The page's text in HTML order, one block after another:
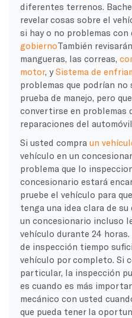
diferentes terrenos.
revelar cosas sobre el
si hay o no problemas con
gobiernoTambién
mangueras, las correas,
motor, ySistema de
problemas que podrían
prueba de manejo, pero
convertirse en problemas
reparaciones del
Si usted compra un
vehículo en un
problema que lo
concesionario estará
pruebe el vehículo para
tenga una idea clara de su
un concesionario incluso
vehículo durante 24
de inspección tiempo
vehículo por completo. Si
particular, la inspección
es cuando es más
mecánico con usted
que pueda tener la